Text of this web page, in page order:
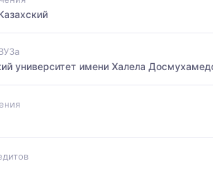
университет имени Халела